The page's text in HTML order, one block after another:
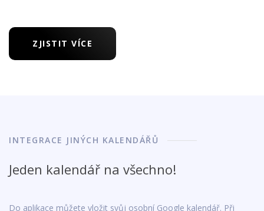
ZJISTIT VÍCE
INTEGRACE JINÝCH KALENDÁŘŮ
Jeden kalendář na všechno!
Do aplikace můžete vložit svůj osobní Google kalendář. Při